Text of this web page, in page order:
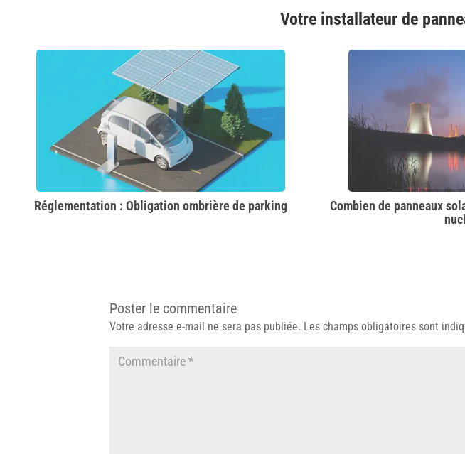
Votre installateur de
Réglementation : Obligation ombrière de parking
Combien de panneaux
Poster le commentaire
Votre adresse e-mail ne sera pas publiée. Les champs obligatoires sont